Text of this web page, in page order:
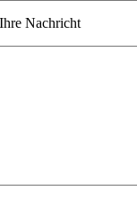
Ihre Nachricht